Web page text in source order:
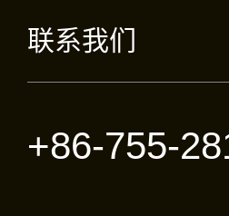
联系我们
+86-755-